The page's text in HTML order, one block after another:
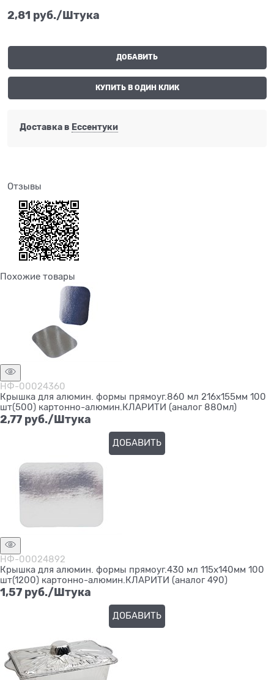
2,81 руб./Штука
ДОБАВИТЬ
КУПИТЬ В ОДИН КЛИК
Доставка в Ессентуки
Отзывы
Похожие товары
НФ-00024360
Крышка для алюмин. формы прямоуг.860 мл 216х155мм 100
шт(500) картонно-алюмин.КЛАРИТИ (аналог 880мл)
2,77 руб./Штука
ДОБАВИТЬ
НФ-00024892
Крышка для алюмин. формы прямоуг.430 мл 115х140мм 100
шт(1200) картонно-алюмин.КЛАРИТИ (аналог 490)
1,57 руб./Штука
ДОБАВИТЬ